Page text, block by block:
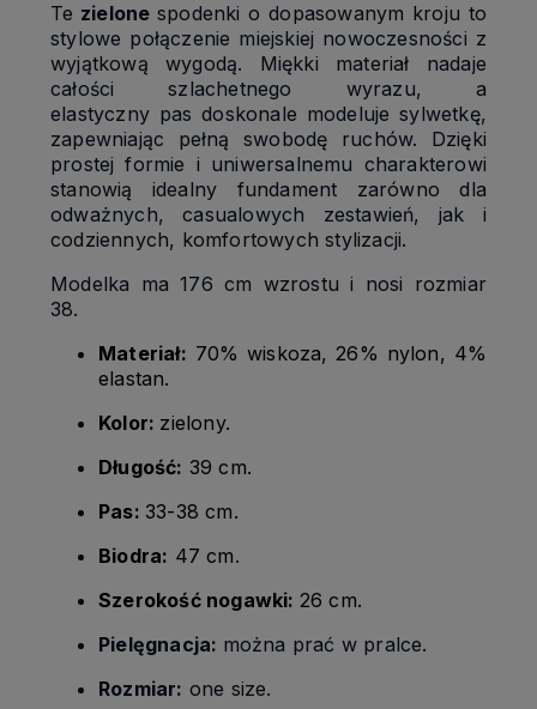
Te zielonespodenki o dopasowanym kroju to
stylowe połączenie miejskiej nowoczesności z
wyjątkową wygodą. Miękki materiał nadaje
całości szlachetnego wyrazu, a
elastyczny pas doskonale modeluje sylwetkę,
zapewniając pełną swobodę ruchów. Dzięki
prostej formie i uniwersalnemu charakterowi
stanowią idealny fundament zarówno dla
odważnych, casualowych zestawień, jak i
codziennych, komfortowych stylizacji.
Modelka ma 176 cm wzrostu i nosi rozmiar
38.
Materiał: 70% wiskoza, 26% nylon, 4%
elastan.
Kolor: zielony.
Długość: 39 cm.
Pas: 33-38 cm.
Biodra: 47 cm.
Szerokość nogawki: 26 cm.
Pielęgnacja: można prać w pralce.
Rozmiar: one size.